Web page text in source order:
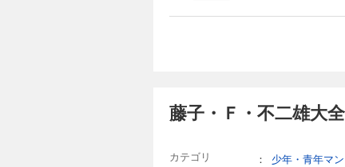
藤子・Ｆ・不二雄大
カテゴリ ： 少年・青年マ